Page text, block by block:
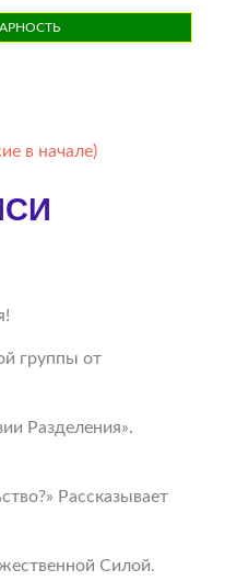
в начале)
группы от
Разделения».
Рассказывает
Силой.